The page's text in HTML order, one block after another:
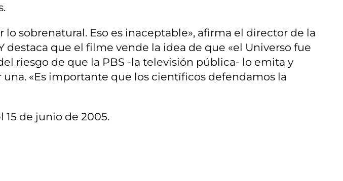
sobrenatural. Eso es inaceptable», afirma el director de la
destaca que el filme vende la idea de que «el Universo fue
riesgo de que la PBS -la televisión pública- lo emita y
«Es importante que los científicos defendamos la
15 de junio de 2005.